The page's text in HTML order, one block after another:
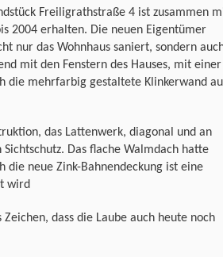
Freiligrathstraße 4 ist zusammen
2004 erhalten. Die neuen Eigentümer
nur das Wohnhaus saniert, sondern
mit den Fenstern des Hauses, mit einer
die mehrfarbig gestaltete Klinkerwand
das Lattenwerk, diagonal und an
Das flache Walmdach hatte
die neue Zink-Bahnendeckung ist eine
wird
dass die Laube auch heute noch